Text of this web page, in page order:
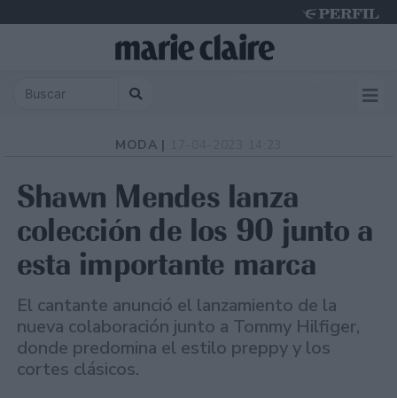
MODA |
Shawn Mendes lanza
colección de los 90 junto a
esta importante marca
El cantante anunció el lanzamiento de la
nueva colaboración junto a Tommy Hilfiger,
donde predomina el estilo preppy y los
cortes clásicos.